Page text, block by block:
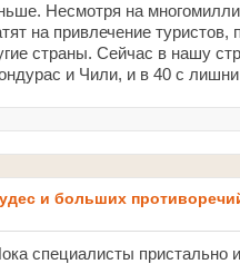
Несмотря на
на привлечение
страны. Сейчас в нашу
и Чили, и в 40 с
и больших
специалисты пристально